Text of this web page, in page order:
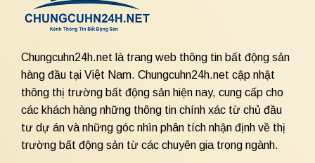
Chungcuhn24h.net là trang web thông tin bất động sản
hàng đầu tại Việt Nam. Chungcuhn24h.net cập nhật
thông thị trường bất động sản hiện nay, cung cấp cho
các khách hàng những thông tin chính xác từ chủ đầu
tư dự án và những góc nhìn phân tích nhận định về thị
trường bất động sản từ các chuyên gia trong ngành.